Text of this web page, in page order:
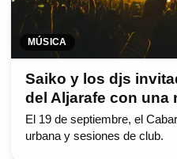
MÚSICA
Saiko y los djs
del Aljarafe con una
El 19 de septiembre, el
urbana y sesiones de club.